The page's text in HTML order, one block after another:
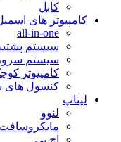
کابل
کامپیوتر های
all-in-one
سیستم
سیستم سرور
کامپیوتر
کنسول های
لپتاپ
لنوو
مایکروسافت
اچ پی